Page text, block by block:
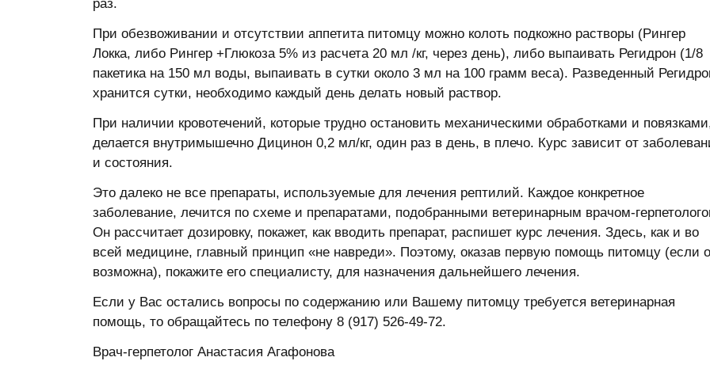
раз.
При обезвоживании и отсутствии аппетита питомцу можно колоть подкожно растворы (Рингер
Локка, либо Рингер +Глюкоза 5% из расчета 20 мл /кг, через день), либо выпаивать Регидрон (1/8
пакетика на 150 мл воды, выпаивать в сутки около 3 мл на 100 грамм веса). Разведенный
хранится сутки, необходимо каждый день делать новый раствор.
При наличии кровотечений, которые трудно остановить механическими обработками и
делается внутримышечно Дицинон 0,2 мл/кг, один раз в день, в плечо. Курс зависит от
и состояния.
Это далеко не все препараты, используемые для лечения рептилий. Каждое конкретное
заболевание, лечится по схеме и препаратами, подобранными ветеринарным врачом-
Он рассчитает дозировку, покажет, как вводить препарат, распишет курс лечения. Здесь, как и во
всей медицине, главный принцип «не навреди». Поэтому, оказав первую помощь питомцу (если
возможна), покажите его специалисту, для назначения дальнейшего лечения.
Если у Вас остались вопросы по содержанию или Вашему питомцу требуется ветеринарная
помощь, то обращайтесь по телефону 8 (917) 526-49-72.
Врач-герпетолог Анастасия Агафонова